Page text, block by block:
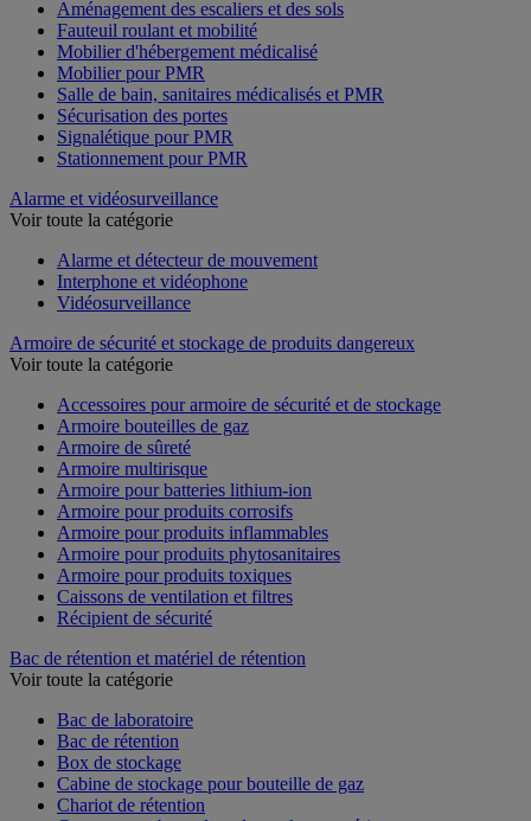
Aménagement des escaliers et des sols
Fauteuil roulant et mobilité
Mobilier d'hébergement médicalisé
Mobilier pour PMR
Salle de bain, sanitaires médicalisés et PMR
Sécurisation des portes
Signalétique pour PMR
Stationnement pour PMR
Alarme et vidéosurveillance
Voir toute la catégorie
Alarme et détecteur de mouvement
Interphone et vidéophone
Vidéosurveillance
Armoire de sécurité et stockage de produits dangereux
Voir toute la catégorie
Accessoires pour armoire de sécurité et de stockage
Armoire bouteilles de gaz
Armoire de sûreté
Armoire multirisque
Armoire pour batteries lithium-ion
Armoire pour produits corrosifs
Armoire pour produits inflammables
Armoire pour produits phytosanitaires
Armoire pour produits toxiques
Caissons de ventilation et filtres
Récipient de sécurité
Bac de rétention et matériel de rétention
Voir toute la catégorie
Bac de laboratoire
Bac de rétention
Box de stockage
Cabine de stockage pour bouteille de gaz
Chariot de rétention